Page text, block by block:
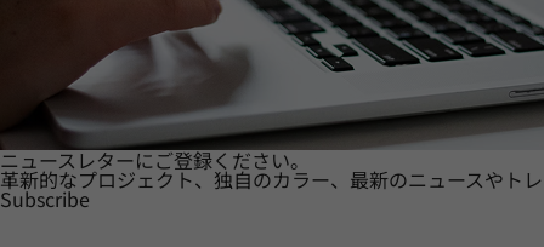
ニュースレターにご登録ください。
革新的なプロジェクト、独自のカラー、最新のニュースやト
Subscribe